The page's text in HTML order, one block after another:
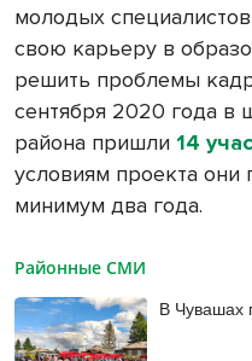
молодых
свою карьеру в
решить проблемы
сентября 2020 года в
района пришли 14
условиям проекта они
минимум два года.
Районные СМИ
В Чувашах